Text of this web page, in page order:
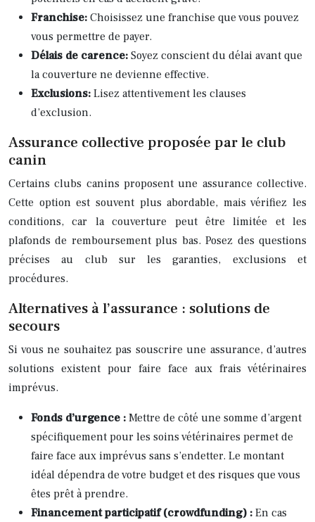
Franchise: Choisissez une franchise que vous pouvez
vous permettre de payer.
Délais de carence: Soyez conscient du délai avant que
la couverture ne devienne effective.
Exclusions: Lisez attentivement les clauses
d’exclusion.
Assurance collective proposée par le club
canin
Certains clubs canins proposent une assurance collective.
Cette option est souvent plus abordable, mais vérifiez les
conditions, car la couverture peut être limitée et les
plafonds de remboursement plus bas. Posez des questions
précises au club sur les garanties, exclusions et
procédures.
Alternatives à l’assurance : solutions de
secours
Si vous ne souhaitez pas souscrire une assurance, d’autres
solutions existent pour faire face aux frais vétérinaires
imprévus.
Fonds d’urgence : Mettre de côté une somme d’argent
spécifiquement pour les soins vétérinaires permet de
faire face aux imprévus sans s’endetter. Le montant
idéal dépendra de votre budget et des risques que vous
êtes prêt à prendre.
Financement participatif (crowdfunding) : En cas